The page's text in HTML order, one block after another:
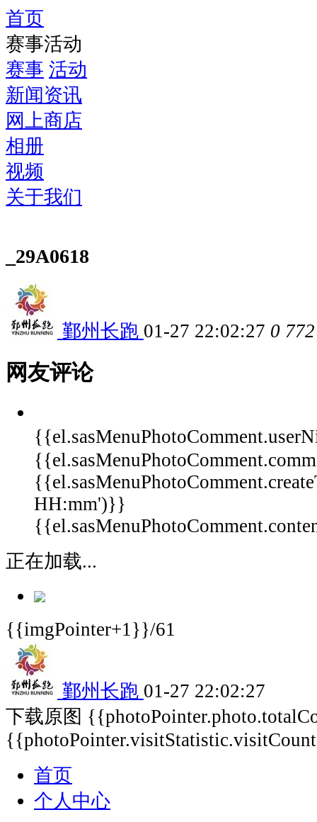
首页
赛事活动
赛事 活动
新闻资讯
网上商店
相册
视频
关于我们
_29A0618
鄞州长跑 01-27 22:02:27 0 772
网友评论
HH:mm')}}
正在加载...
{{imgPointer+1}}/61
鄞州长跑 01-27 22:02:27
下载原图
首页
个人中心